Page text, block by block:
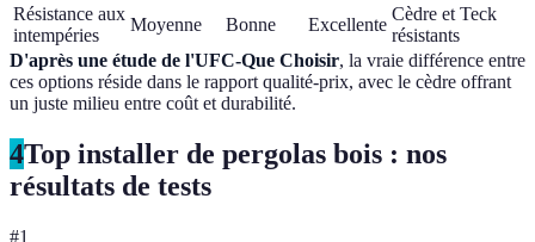
Résistance aux
intempéries
Moyenne Bonne Excellente
Cèdre et Teck
résistants
D'après une étude de l'UFC-Que Choisir, la vraie différence entre
ces options réside dans le rapport qualité-prix, avec le cèdre offrant
un juste milieu entre coût et durabilité.
4Top installer de pergolas bois : nos
résultats de tests
#1